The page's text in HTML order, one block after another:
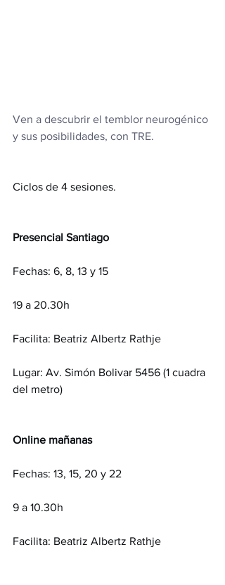
Ven a descubrir el temblor neurogénico
y sus posibilidades, con TRE.
Ciclos de 4 sesiones.
Presencial Santiago
Fechas: 6, 8, 13 y 15
19 a 20.30h
Facilita: Beatriz Albertz Rathje
Lugar: Av. Simón Bolivar 5456 (1 cuadra
del metro)
Online mañanas
Fechas: 13, 15, 20 y 22
9 a 10.30h
Facilita: Beatriz Albertz Rathje